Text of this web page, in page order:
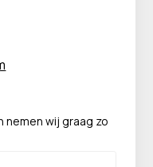
nemen wij graag zo